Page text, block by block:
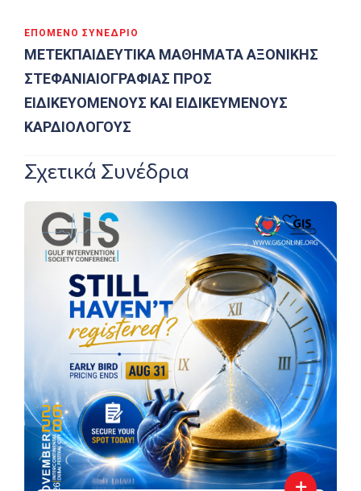
ΕΠΌΜΕΝΟ ΣΥΝΈΔΡΙΟ
ΜΕΤΕΚΠΑΙΔΕΥΤΙΚΑ ΜΑΘΗΜΑΤΑ ΑΞΟΝΙΚΗΣ
ΣΤΕΦΑΝΙΑΙΟΓΡΑΦΙΑΣ ΠΡΟΣ
ΕΙΔΙΚΕΥΟΜΕΝΟΥΣ ΚΑΙ ΕΙΔΙΚΕΥΜΕΝΟΥΣ
ΚΑΡΔΙΟΛΟΓΟΥΣ
Σχετικά Συνέδρια